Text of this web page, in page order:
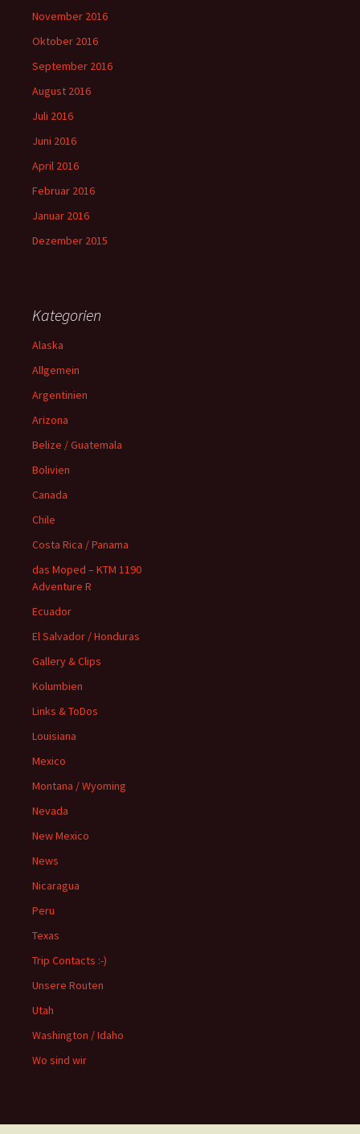
November 2016
Oktober 2016
September 2016
August 2016
Juli 2016
Juni 2016
April 2016
Februar 2016
Januar 2016
Dezember 2015
Kategorien
Alaska
Allgemein
Argentinien
Arizona
Belize / Guatemala
Bolivien
Canada
Chile
Costa Rica / Panama
das Moped – KTM 1190
Adventure R
Ecuador
El Salvador / Honduras
Gallery & Clips
Kolumbien
Links & ToDos
Louisiana
Mexico
Montana / Wyoming
Nevada
New Mexico
News
Nicaragua
Peru
Texas
Trip Contacts :-)
Unsere Routen
Utah
Washington / Idaho
Wo sind wir